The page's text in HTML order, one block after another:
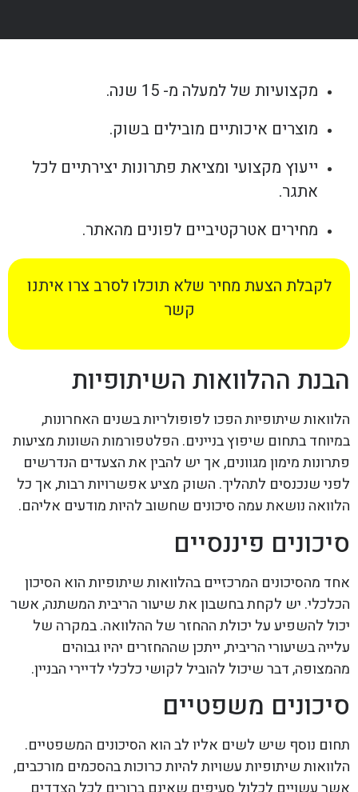
מקצועיות של למעלה מ- 15 שנה.
מוצרים איכותיים מובילים בשוק.
ייעוץ מקצועי ומציאת פתרונות יצירתיים לכל
אתגר.
מחירים אטרקטיביים לפונים מהאתר.
לקבלת הצעת מחיר שלא תוכלו לסרב צרו איתנו
קשר
הבנת ההלוואות השיתופיות
הלוואות שיתופיות הפכו לפופולריות בשנים האחרונות,
במיוחד בתחום שיפוץ בניינים. הפלטפורמות השונות מציעות
פתרונות מימון מגוונים, אך יש להבין את הצעדים הנדרשים
לפני שנכנסים לתהליך. השוק מציע אפשרויות רבות, אך כל
הלוואה נושאת עמה סיכונים שחשוב להיות מודעים אליהם.
סיכונים פיננסיים
אחד מהסיכונים המרכזיים בהלוואות שיתופיות הוא הסיכון
הכלכלי. יש לקחת בחשבון את שיעור הריבית המשתנה, אשר
יכול להשפיע על יכולת ההחזר של ההלוואה. במקרה של
עלייה בשיעורי הריבית, ייתכן שההחזרים יהיו גבוהים
מהמצופה, דבר שיכול להוביל לקושי כלכלי לדיירי הבניין.
סיכונים משפטיים
תחום נוסף שיש לשים אליו לב הוא הסיכונים המשפטיים.
הלוואות שיתופיות עשויות להיות כרוכות בהסכמים מורכבים,